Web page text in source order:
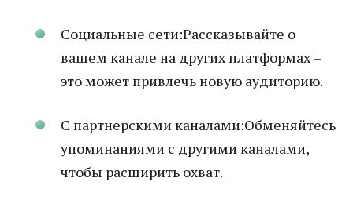
Социальные сети:Рассказывайте о
вашем канале на других платформах –
это может привлечь новую аудиторию.
С партнерскими каналами:Обменяйтесь
упоминаниями с другими каналами,
чтобы расширить охват.